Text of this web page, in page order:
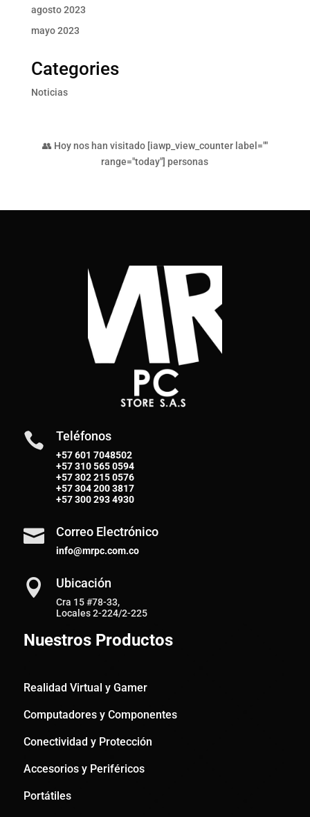
agosto 2023
mayo 2023
Categories
Noticias
👥 Hoy nos han visitado [iawp_view_counter label=""
range="today"] personas
 Teléfonos
+57 601 7048502
+57310 565 0594
+57302 215 0576
+57304 200 3817
+57300 293 4930
 Correo Electrónico
info@mrpc.com.co
 Ubicación
Cra 15 #78-33,
Locales 2-224/2-225
Nuestros Productos
Realidad Virtual y Gamer
Computadores y Componentes
Conectividad y Protección
Accesorios y Periféricos
Portátiles